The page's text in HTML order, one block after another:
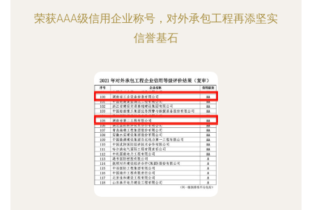
荣获AAA级信用企业称号，对外承包工程再添坚实
信誉基石